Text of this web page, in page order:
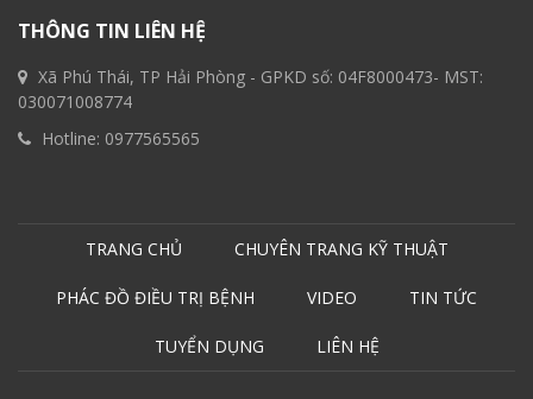
THÔNG TIN LIÊN HỆ
Xã Phú Thái, TP Hải Phòng - GPKD số: 04F8000473- MST:
030071008774
Hotline: 0977565565
TRANG CHỦ CHUYÊN TRANG KỸ THUẬT
PHÁC ĐỒ ĐIỀU TRỊ BỆNH VIDEO TIN TỨC
TUYỂN DỤNG LIÊN HỆ